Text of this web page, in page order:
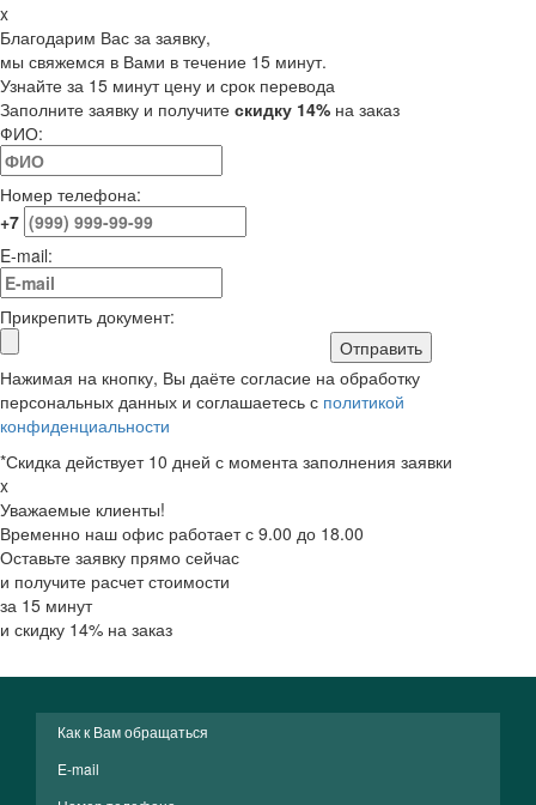
x
Благодарим Вас за заявку,
мы свяжемся в Вами в течение 15 минут.
Узнайте за 15 минут цену и срок перевода
Заполните заявку и получите скидку 14% на заказ
ФИО:
Номер телефона:
+7
E-mail:
Прикрепить документ:
Отправить
Нажимая на кнопку, Вы даёте согласие на обработку
персональных данных и соглашаетесь с политикой
конфиденциальности
*Скидка действует 10 дней с момента заполнения заявки
x
Уважаемые клиенты!
Временно наш офис работает с 9.00 до 18.00
Оставьте заявку прямо сейчас
и получите расчет стоимости
за 15 минут
и скидку 14% на заказ